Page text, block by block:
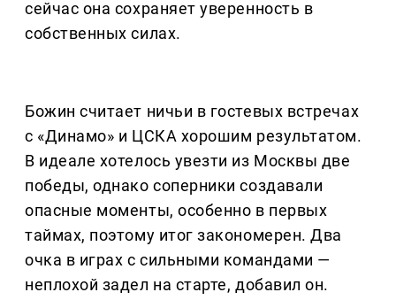
сейчас она сохраняет уверенность в
собственных силах.
Божин считает ничьи в гостевых встречах
с «Динамо» и ЦСКА хорошим результатом.
В идеале хотелось увезти из Москвы две
победы, однако соперники создавали
опасные моменты, особенно в первых
таймах, поэтому итог закономерен. Два
очка в играх с сильными командами —
неплохой задел на старте, добавил он.